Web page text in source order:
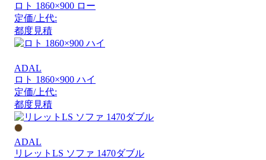
ロト 1860×900 ロー
定価/上代:
都度見積
ADAL
ロト 1860×900 ハイ
定価/上代:
都度見積
ADAL
リレットLS ソファ 1470ダブル